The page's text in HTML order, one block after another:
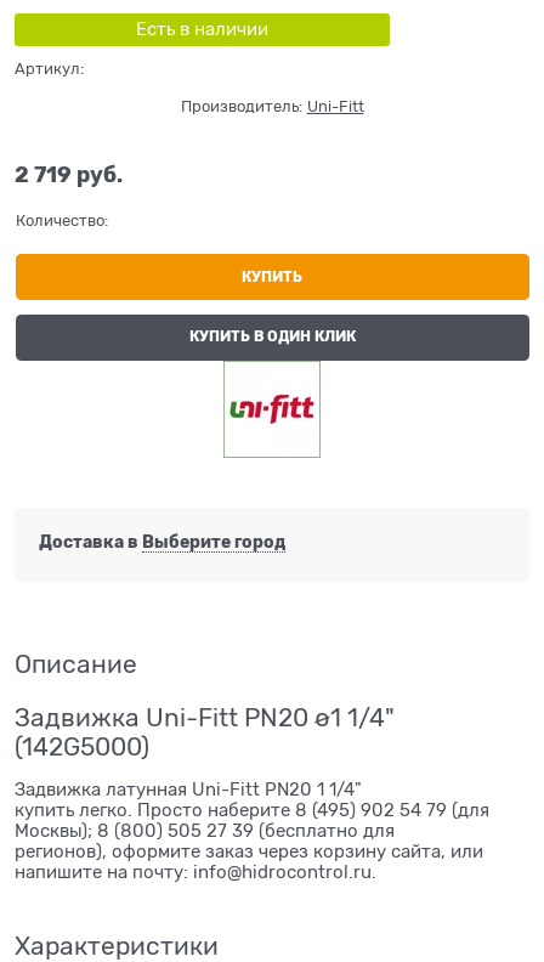
Есть в наличии
Артикул:
Производитель: Uni-Fitt
2 719 руб.
Количество:
КУПИТЬ
КУПИТЬ В ОДИН КЛИК
Доставка в Выберите город
Описание
Задвижка Uni-Fitt PN20 ø1 1/4"
(142G5000)
Задвижка латунная Uni-Fitt PN20 1 1/4"
купить легко. Просто наберите 8 (495) 902 54 79 (для
Москвы); 8 (800) 505 27 39 (бесплатно для
регионов), оформите заказ через корзину сайта, или
напишите на почту: info@hidrocontrol.ru.
Характеристики